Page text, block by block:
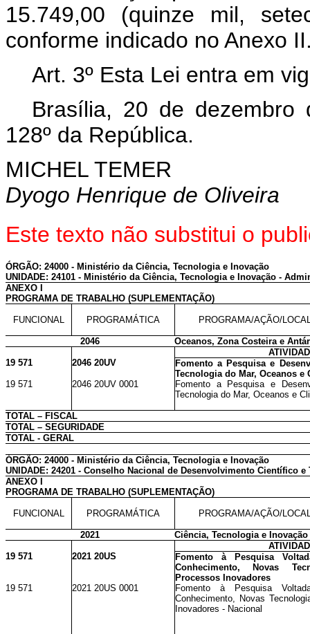
15.749,00 (quinze mil,
conforme indicado no Anexo
Art. 3º Esta Lei entra em
Brasília, 20 de dezembro
128º da República.
MICHEL TEMER
Dyogo Henrique de Oliveira
Este texto não substitui o
ÓRGÃO: 24000 - Ministério da Ciência, Tecnologia e Inovação
UNIDADE: 24101 - Ministério da Ciência, Tecnologia e Inovação -
ANEXO I
PROGRAMA DE TRABALHO (SUPLEMENTAÇÃO)
FUNCIONAL PROGRAMÁTICA PROGRAMA/AÇÃO/
2046
Oceanos, Zona Costeira e
19 571
2046 20UV
Fomento a Pesquisa e
Tecnologia do Mar, Oceanos e
19 571
2046 20UV 0001
Fomento a Pesquisa e
Tecnologia do Mar, Oceanos e
TOTAL – FISCAL
TOTAL – SEGURIDADE
TOTAL - GERAL
ÓRGÃO: 24000 - Ministério da Ciência, Tecnologia e Inovação
UNIDADE: 24201 - Conselho Nacional de Desenvolvimento Científico e
ANEXO I
PROGRAMA DE TRABALHO (SUPLEMENTAÇÃO)
FUNCIONAL PROGRAMÁTICA PROGRAMA/AÇÃO/
2021
Ciência, Tecnologia e Inovação
19 571
2021 20US
Fomento à Pesquisa
Conhecimento, Novas
Processos Inovadores
19 571
2021 20US 0001
Fomento à Pesquisa
Conhecimento, Novas
Inovadores - Nacional